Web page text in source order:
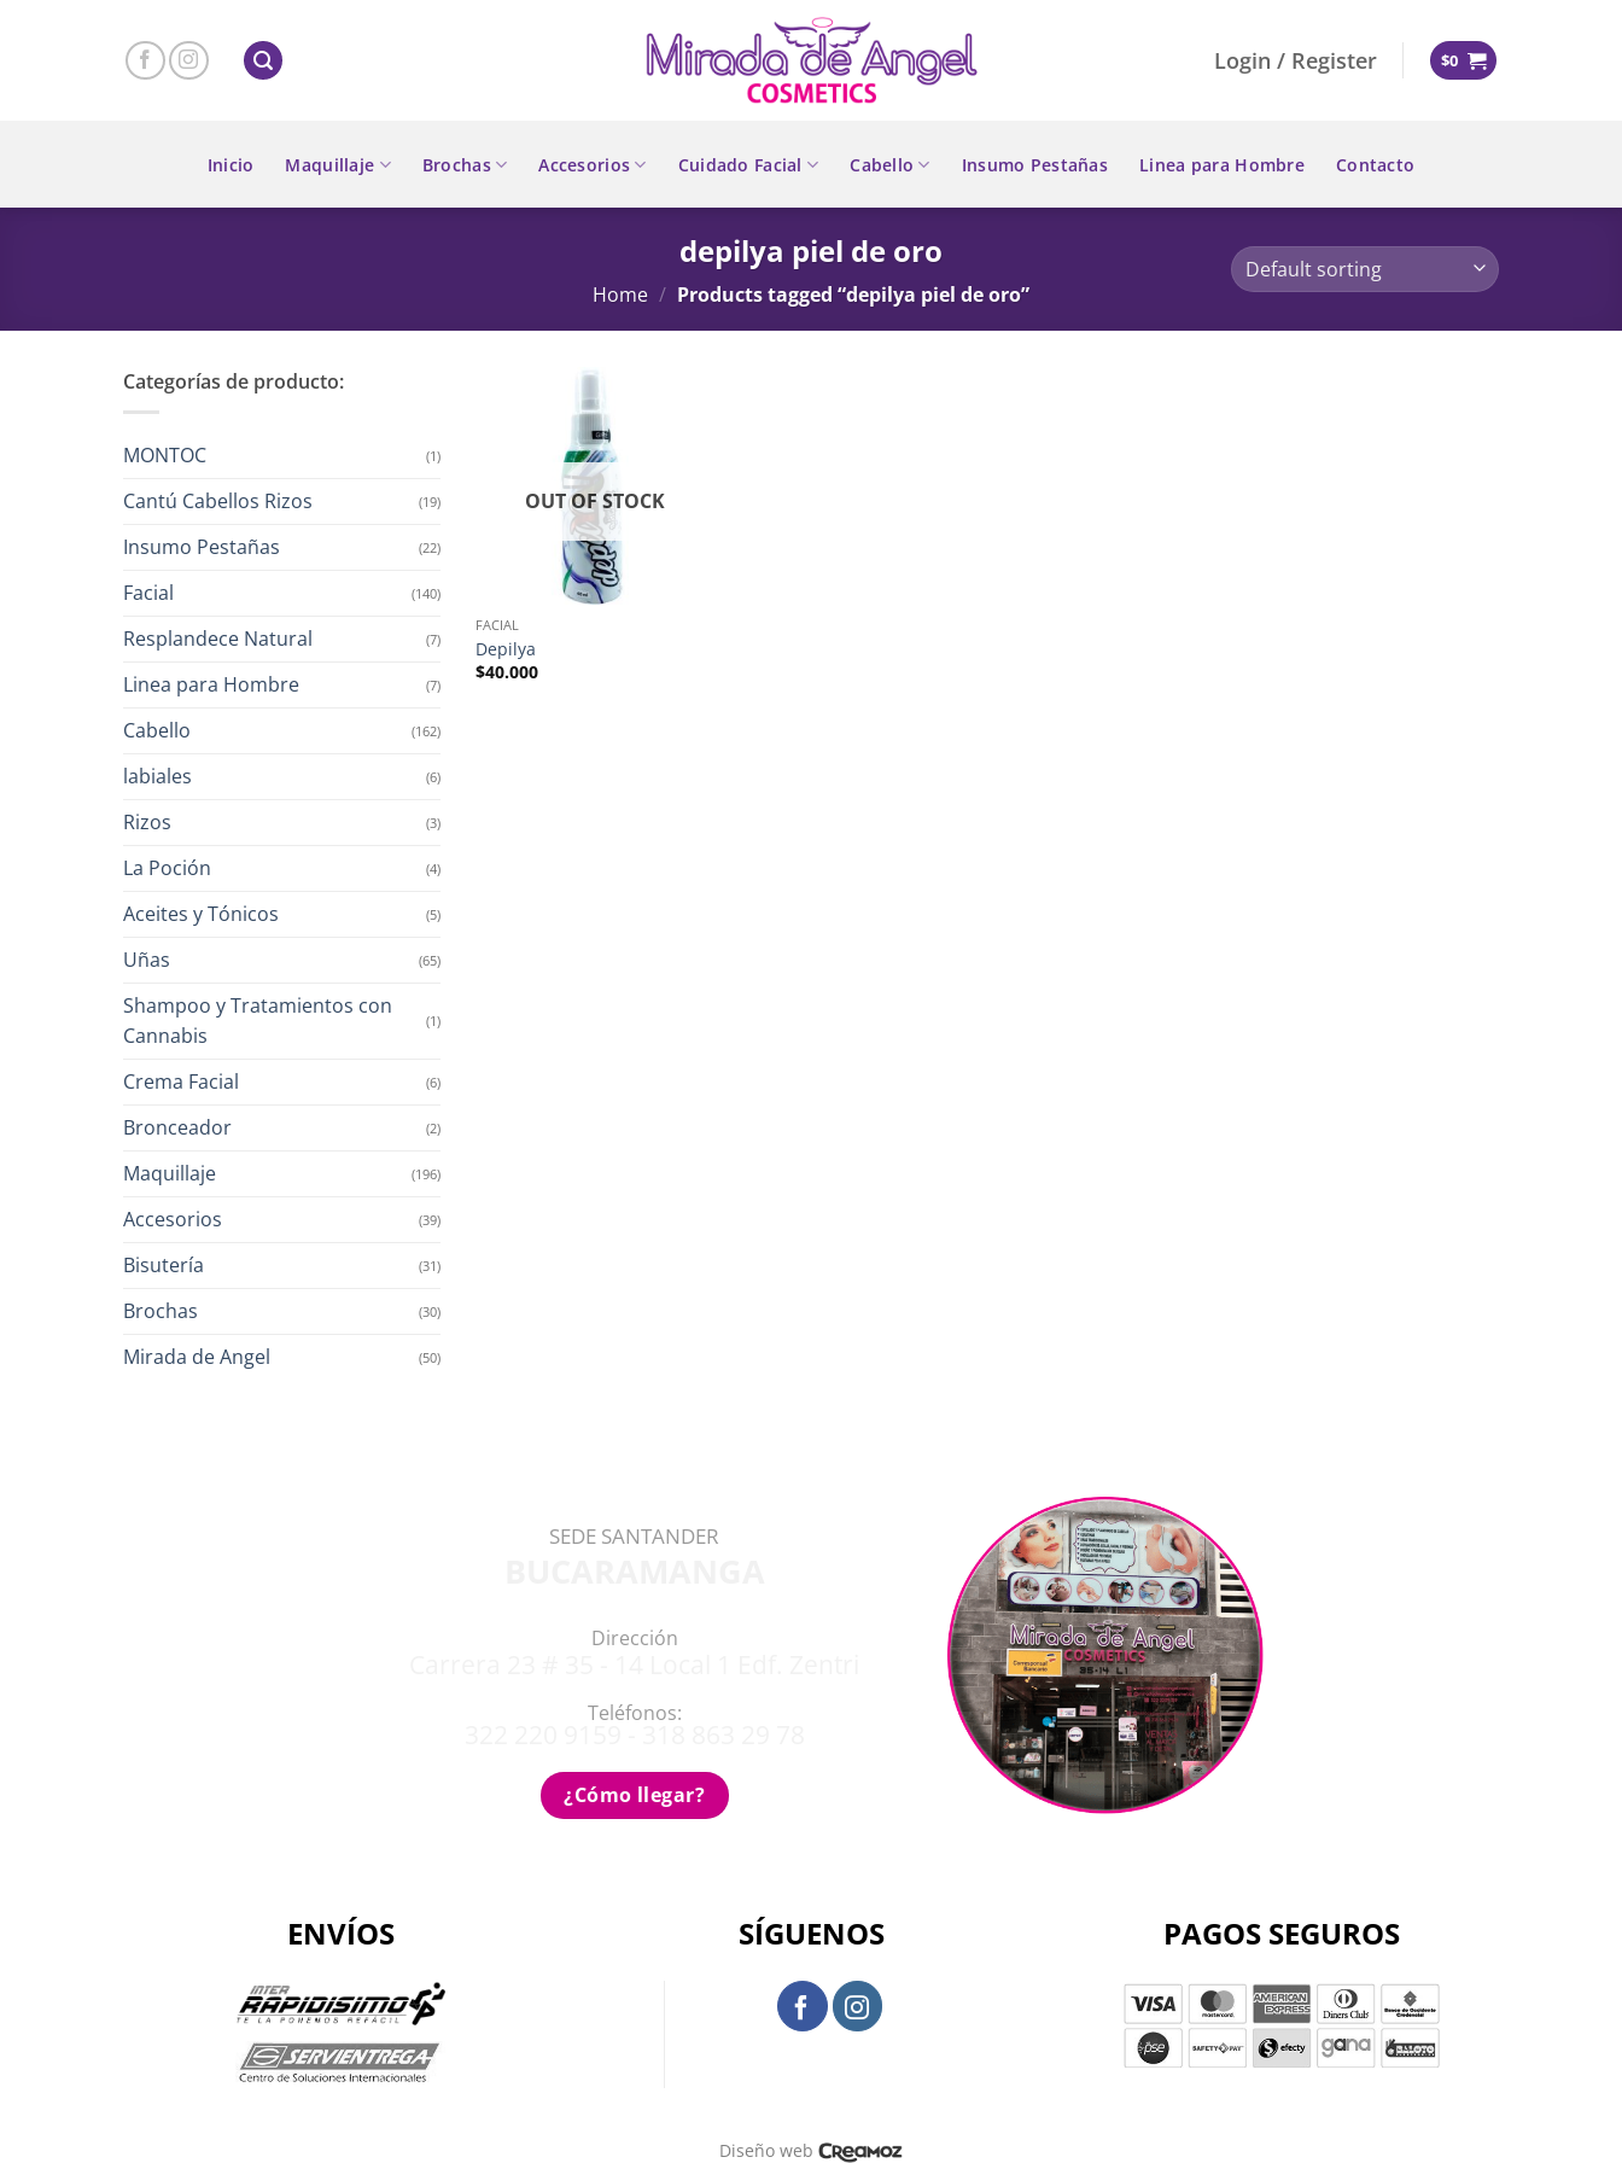
Login / Register $0
Inicio Maquillaje Brochas Accesorios Cuidado Facial Cabello Insumo Pestañas Linea para Hombre Contacto
depilya piel de oro
Home / Products tagged “depilya piel de oro”
Categorías de producto:
MONTOC (1)
Cantú Cabellos Rizos (19)
Insumo Pestañas (22)
Facial (140)
Resplandece Natural (7)
Linea para Hombre (7)
Cabello (162)
labiales (6)
Rizos (3)
La Poción (4)
Aceites y Tónicos (5)
Uñas (65)
Shampoo y Tratamientos con
Cannabis
(1)
Crema Facial (6)
Bronceador (2)
Maquillaje (196)
Accesorios (39)
Bisutería (31)
Brochas (30)
Mirada de Angel (50)
OUT OF STOCK
FACIAL
Depilya
$40.000
SEDE SANTANDER
Dirección
Teléfonos:
¿Cómo llegar?
ENVÍOS SÍGUENOS PAGOS SEGUROS
Diseño web